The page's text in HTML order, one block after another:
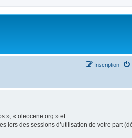
Inscription
», « oleocene.org » et
lors des sessions d’utilisation de votre part